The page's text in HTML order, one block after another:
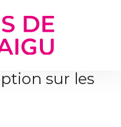
sur les